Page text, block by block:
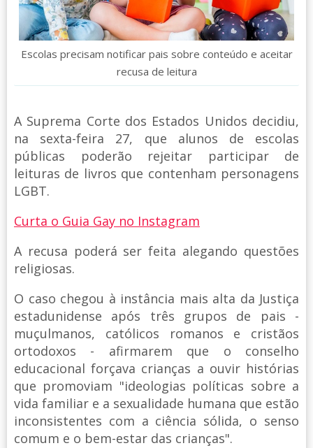
Escolas precisam notificar pais sobre conteúdo e aceitar
recusa de leitura
A Suprema Corte dos Estados Unidos decidiu,
na sexta-feira 27, que alunos de escolas
públicas poderão rejeitar participar de
leituras de livros que contenham personagens
LGBT.
Curta o Guia Gay no Instagram
A recusa poderá ser feita alegando questões
religiosas.
O caso chegou à instância mais alta da Justiça
estadunidense após três grupos de pais -
muçulmanos, católicos romanos e cristãos
ortodoxos - afirmarem que o conselho
educacional forçava crianças a ouvir histórias
que promoviam "ideologias políticas sobre a
vida familiar e a sexualidade humana que estão
inconsistentes com a ciência sólida, o senso
comum e o bem-estar das crianças".